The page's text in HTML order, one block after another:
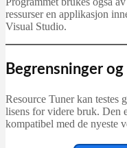
ressurser en applikasjon
Visual Studio.
Begrensninger og
Resource Tuner kan testes
lisens for videre bruk. Den
kompatibel med de nyeste